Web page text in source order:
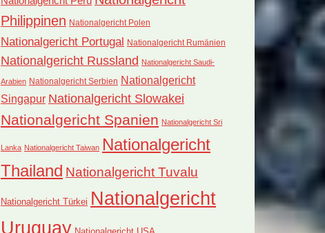
Philippinen Nationalgericht Polen
Nationalgericht Portugal Nationalgericht Rumänien
Nationalgericht Russland Nationalgericht Saudi-
Arabien Nationalgericht Serbien Nationalgericht
Singapur Nationalgericht Slowakei
Nationalgericht Spanien Nationalgericht Sri
Lanka Nationalgericht Taiwan Nationalgericht
Thailand Nationalgericht Tuvalu
Nationalgericht Türkei Nationalgericht
Uruguay